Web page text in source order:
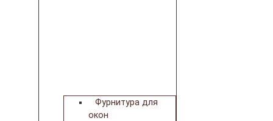
Фурнитура для
окон